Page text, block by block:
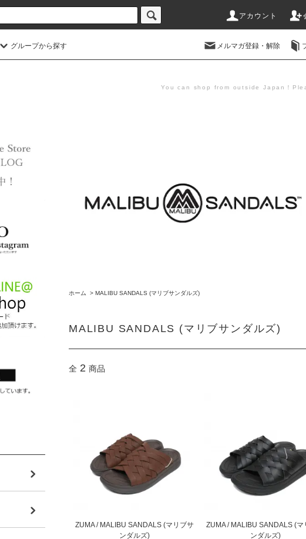
アカウント
グループから探す メルマガ登録・解除
You can shop from outside Japan！
ホーム > MALIBU SANDALS (マリブサンダルズ)
MALIBU SANDALS (マリブサンダルズ)
全 2 商品
ZUMA / MALIBU SANDALS (マリブサ
ンダルズ)
ZUMA / MALIBU SANDALS (マ
ンダルズ)